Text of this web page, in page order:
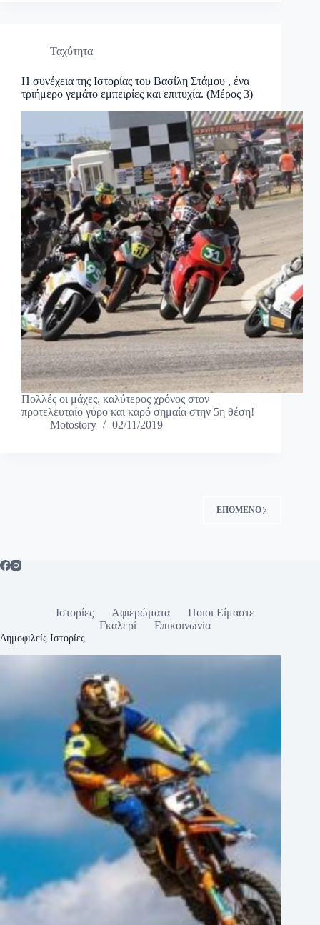
Ταχύτητα
Η συνέχεια της Ιστορίας του Βασίλη Στάμου , ένα
τριήμερο γεμάτο εμπειρίες και επιτυχία. (Μέρος 3)
Πολλές οι μάχες, καλύτερος χρόνος στον
προτελευταίο γύρο και καρό σημαία στην 5η θέση!
Motostory
02/11/2019
ΕΠΟΜΕΝΟ
Ιστορίες Αφιερώματα
Ποιοι Είμαστε
Γκαλερί
Επικοινωνία
Δημοφιλείς Ιστορίες